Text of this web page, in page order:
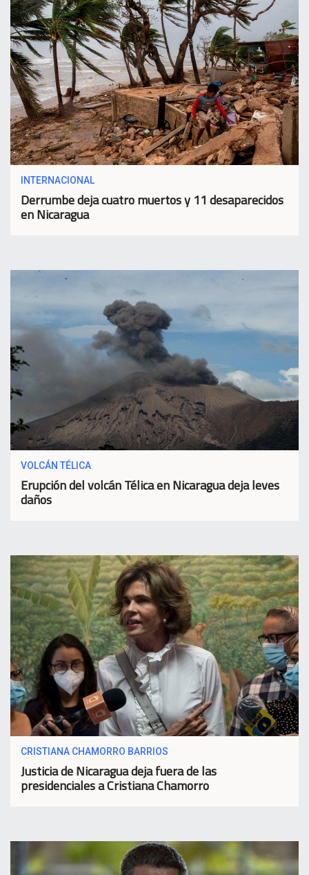
INTERNACIONAL
Derrumbe deja cuatro muertos y 11 desaparecidos
en Nicaragua
VOLCÁN TÉLICA
Erupción del volcán Télica en Nicaragua deja leves
daños
CRISTIANA CHAMORRO BARRIOS
Justicia de Nicaragua deja fuera de las
presidenciales a Cristiana Chamorro